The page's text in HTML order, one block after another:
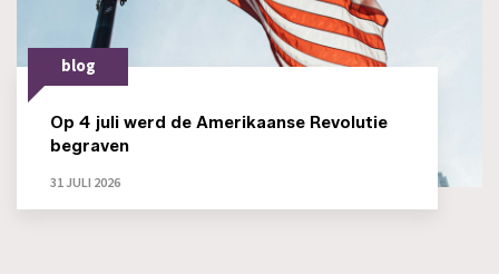
blog
Op 4 juli werd de Amerikaanse Revolutie
begraven
31 JULI 2026